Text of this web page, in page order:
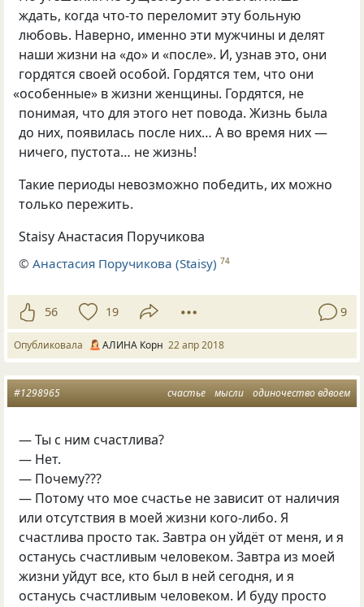
ждать, когда что-то переломит эту больную
любовь. Наверно, именно эти мужчины и делят
наши жизни на «до» и «после». И, узнав это, они
гордятся своей особой. Гордятся тем, что они
«особенные» в жизни женщины. Гордятся, не
понимая, что для этого нет повода. Жизнь была
до них, появилась после них… А во время них —
ничего, пустота… не жизнь!
Такие периоды невозможно победить, их можно
только пережить.
Staisy Анастасия Поручикова
©Анастасия Поручикова (Staisy) 74
56 19 9
Опубликовала АЛИНА Корн 22 апр 2018
счастье мысли одиночество вдвоем
#1298965
— Ты с ним счастлива?
— Нет.
— Почему???
— Потому что мое счастье не зависит от наличия
или отсутствия в моей жизни кого-либо. Я
счастлива просто так. Завтра он уйдёт от меня, и я
останусь счастливым человеком. Завтра из моей
жизни уйдут все, кто был в ней сегодня, и я
останусь счастливым человеком. И буду просто